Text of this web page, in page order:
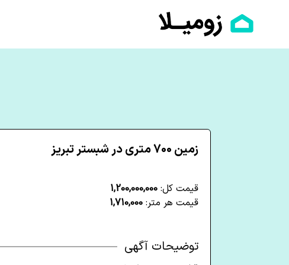
زمین 700 متری در شبستر تبریز
قیمت کل: 1,200,000,000
قیمت هر متر: 1,710,000
توضیحات آگهی